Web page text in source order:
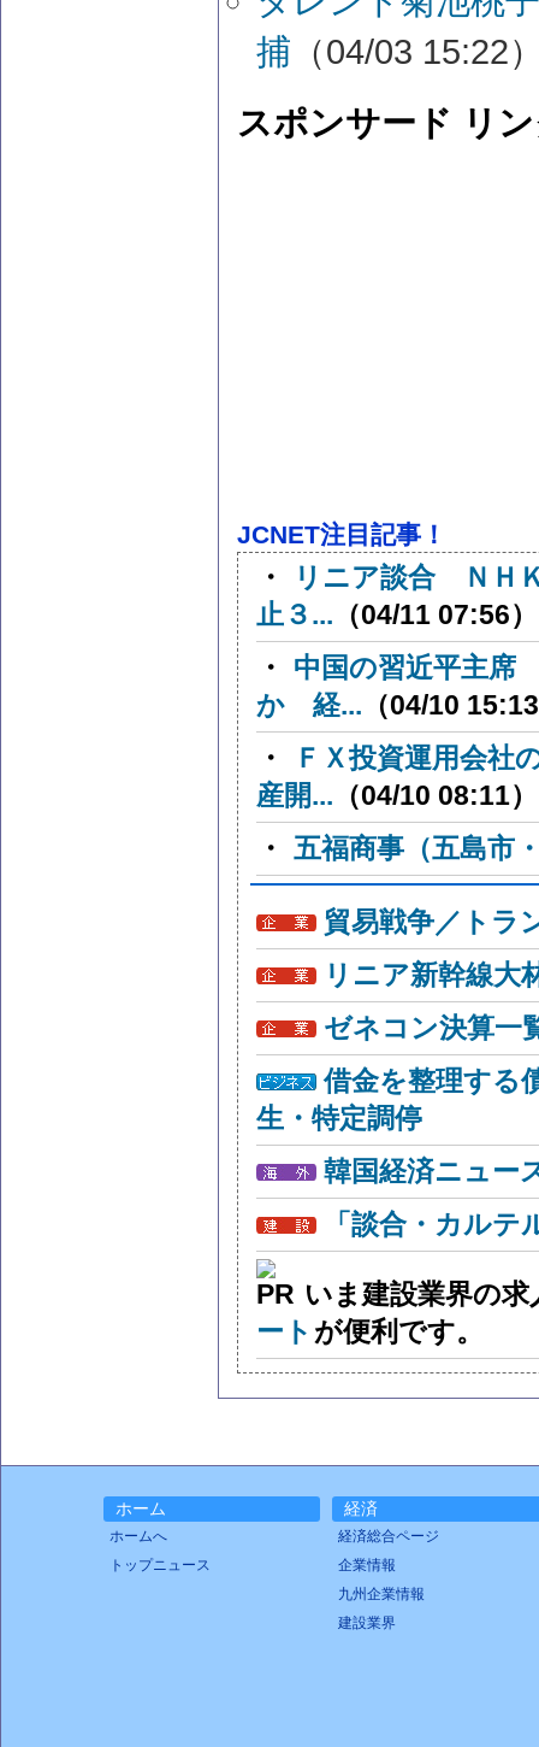
捕 （04/03 15:22
スポンサード リ
JCNET注目記事！
・
リニア談合 ＮＨ
止３... （04/11 07:56）
・
中国の習近平主
か 経... （04/10
・
ＦＸ投資運用会社
産開... （04/10 08:11）
・ 五福商事（五島市
貿易戦争／トラ
リニア新幹線大
ゼネコン決算一
借金を整理する
生・特定調停
韓国経済ニュー
「談合・カル
いま建設業界の
ート が便利です。
ホーム
ホームへ
トップニュース
経済
経済総合ページ
企業情報
九州企業情報
建設業界